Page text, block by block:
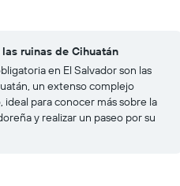
ruinas de Cihuatán
en El Salvador son las
un extenso complejo
ideal para conocer más sobre la
y realizar un paseo por su